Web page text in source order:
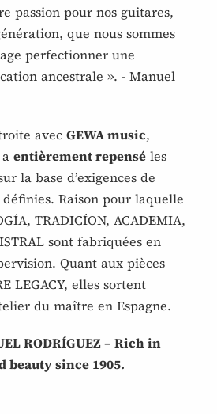
passion pour nos guitares,
que nous sommes
perfectionner une
ancestrale ». - Manuel
avec GEWA music,
entièrement repensé les
la base d’exigences de
Raison pour laquelle
TRADICÍON, ACADEMIA,
sont fabriquées en
Quant aux pièces
LEGACY, elles sortent
du maître en Espagne.
RODRÍGUEZ – Rich in
beauty since 1905.